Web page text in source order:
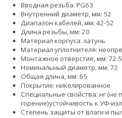
Вводная резьба: PG63
Внутренний диаметр, мм: 52
Диапазон кабелей, мм: 42-52
Длина резьбы, мм: 20
Материал корпуса: латунь
Материал уплотнителя:
Монтажное отверстие, мм: 72.5
Номинальный диаметр, мм: 72
Общая длина, мм: 65
Покрытие: никелированное
Специальные свойства: нг (не
горение)устойчивость к УФ-
Степень защиты от влаги и